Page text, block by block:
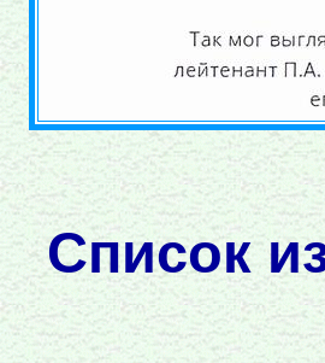
Список